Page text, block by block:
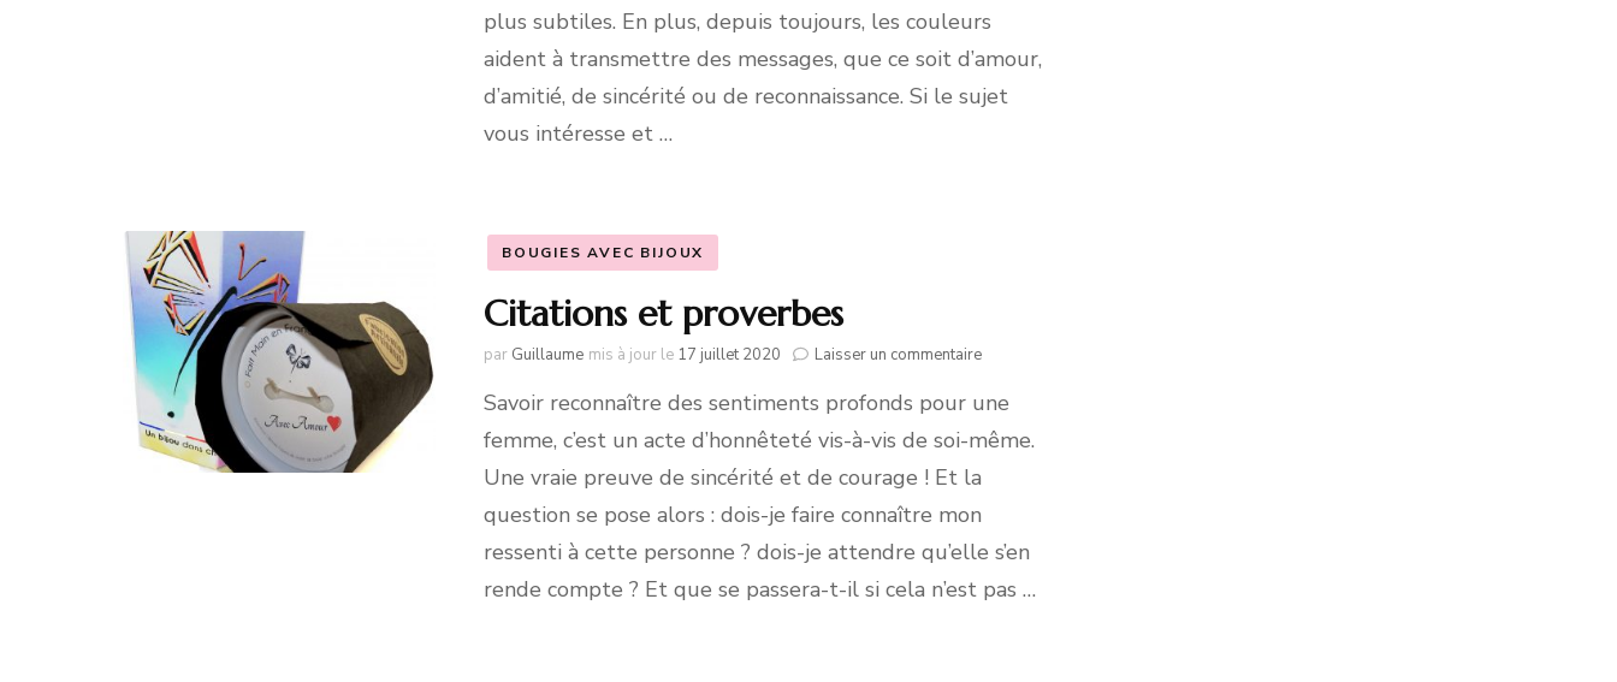
leur
message
plus subtiles. En plus, depuis toujours, les couleurs
aident à transmettre des messages, que ce soit d’amour,
d’amitié, de sincérité ou de reconnaissance. Si le sujet
vous intéresse et …
BOUGIES AVEC BIJOUX
Citations et proverbes
par Guillaume mis à jour le 17 juillet 2020 Laisser un commentairesur
et
proverbes
Savoir reconnaître des sentiments profonds pour une
femme, c’est un acte d’honnêteté vis-à-vis de soi-même.
Une vraie preuve de sincérité et de courage ! Et la
question se pose alors : dois-je faire connaître mon
ressenti à cette personne ? dois-je attendre qu’elle s’en
rende compte ? Et que se passera-t-il si cela n’est pas …